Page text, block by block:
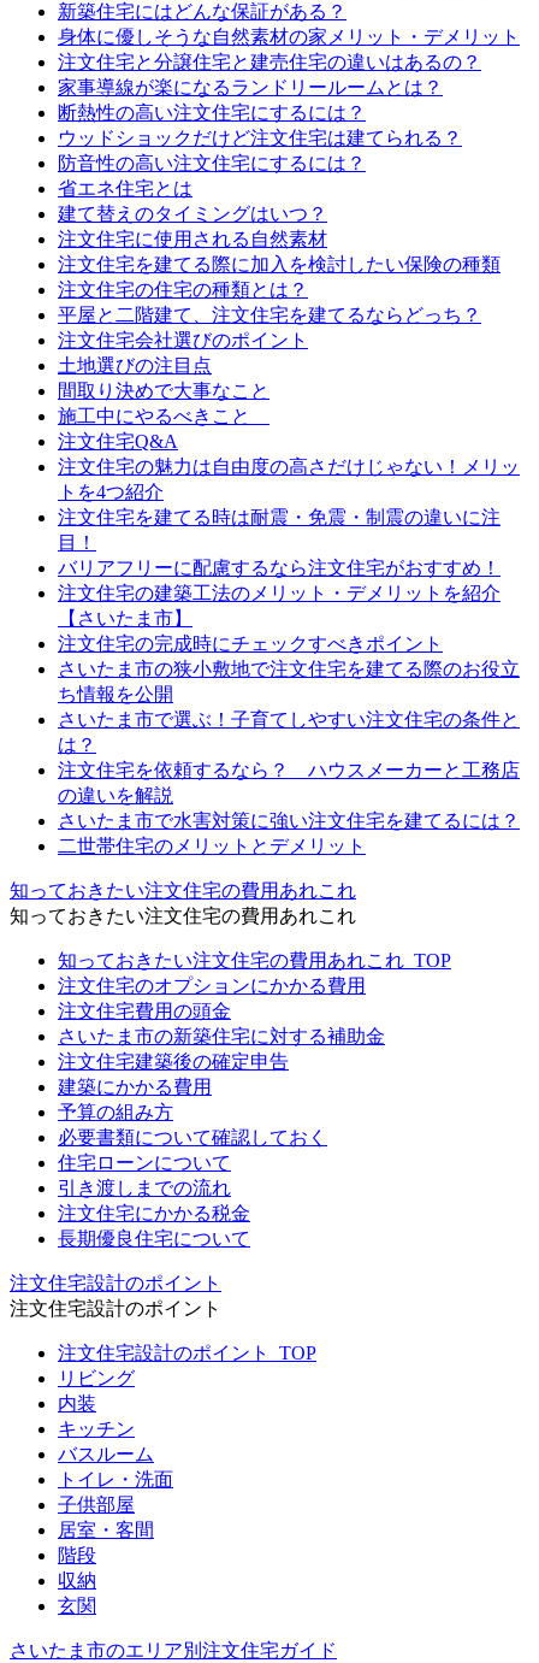
新築住宅にはどんな保証がある？
身体に優しそうな自然素材の家メリット・デメリット
注文住宅と分譲住宅と建売住宅の違いはあるの？
家事導線が楽になるランドリールームとは？
断熱性の高い注文住宅にするには？
ウッドショックだけど注文住宅は建てられる？
防音性の高い注文住宅にするには？
省エネ住宅とは
建て替えのタイミングはいつ？
注文住宅に使用される自然素材
注文住宅を建てる際に加入を検討したい保険の種類
注文住宅の住宅の種類とは？
平屋と二階建て、注文住宅を建てるならどっち？
注文住宅会社選びのポイント
土地選びの注目点
間取り決めで大事なこと
施工中にやるべきこと
注文住宅Q&A
注文住宅の魅力は自由度の高さだけじゃない！メリッ
トを4つ紹介
注文住宅を建てる時は耐震・免震・制震の違いに注
目！
バリアフリーに配慮するなら注文住宅がおすすめ！
注文住宅の建築工法のメリット・デメリットを紹介
【さいたま市】
注文住宅の完成時にチェックすべきポイント
さいたま市の狭小敷地で注文住宅を建てる際のお役立
ち情報を公開
さいたま市で選ぶ！子育てしやすい注文住宅の条件と
は？
注文住宅を依頼するなら？ ハウスメーカーと工務店
の違いを解説
さいたま市で水害対策に強い注文住宅を建てるには？
二世帯住宅のメリットとデメリット
知っておきたい注文住宅の費用あれこれ
知っておきたい注文住宅の費用あれこれ
知っておきたい注文住宅の費用あれこれ_TOP
注文住宅のオプションにかかる費用
注文住宅費用の頭金
さいたま市の新築住宅に対する補助金
注文住宅建築後の確定申告
建築にかかる費用
予算の組み方
必要書類について確認しておく
住宅ローンについて
引き渡しまでの流れ
注文住宅にかかる税金
長期優良住宅について
注文住宅設計のポイント
注文住宅設計のポイント
注文住宅設計のポイント_TOP
リビング
内装
キッチン
バスルーム
トイレ・洗面
子供部屋
居室・客間
階段
収納
玄関
さいたま市のエリア別注文住宅ガイド